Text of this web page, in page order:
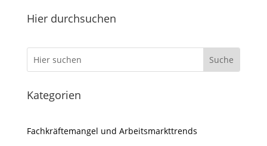
Hier durchsuchen
Kategorien
Fachkräftemangel und Arbeitsmarkttrends